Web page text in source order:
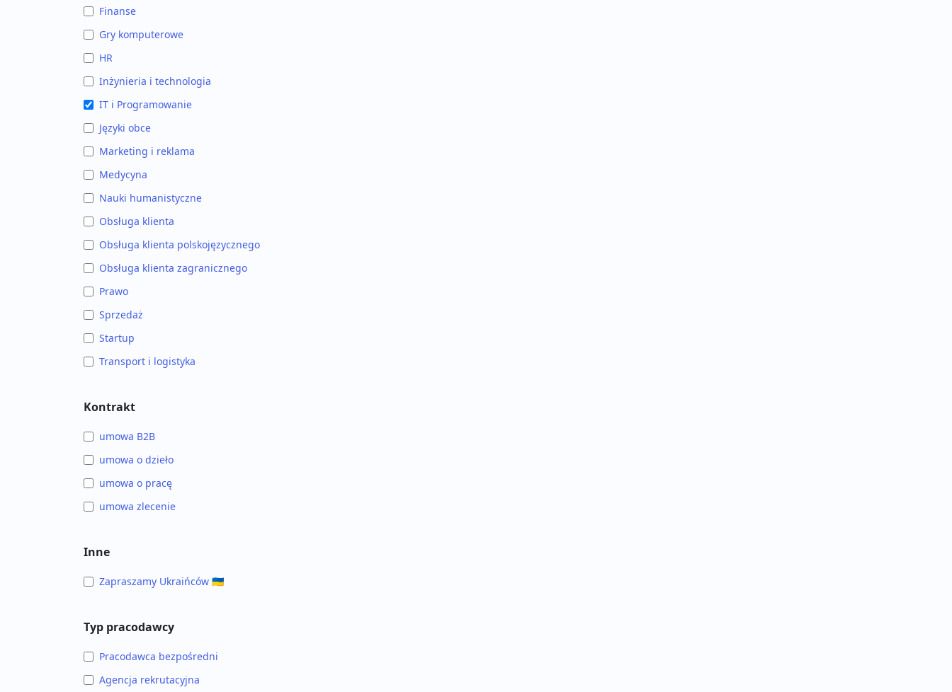
Finanse
Gry komputerowe
HR
Inżynieria i technologia
IT i Programowanie
Języki obce
Marketing i reklama
Medycyna
Nauki humanistyczne
Obsługa klienta
Obsługa klienta polskojęzycznego
Obsługa klienta zagranicznego
Prawo
Sprzedaż
Startup
Transport i logistyka
Kontrakt
umowa B2B
umowa o dzieło
umowa o pracę
umowa zlecenie
Inne
Zapraszamy Ukraińców 🇺🇦
Typ pracodawcy
Pracodawca bezpośredni
Agencja rekrutacyjna